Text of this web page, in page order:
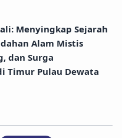
Menyingkap Sejarah
Alam Mistis
dan Surga
Timur Pulau Dewata